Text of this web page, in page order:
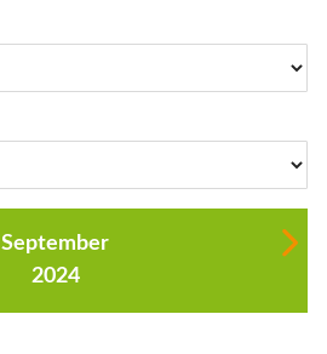
September
2024